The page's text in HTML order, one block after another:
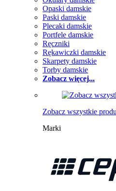
Opaski damskie
Paski damskie
Plecaki damskie
Portfele damskie
Ręczniki
Rękawiczki damskie
Skarpety damskie
Torby damskie
Zobacz więcej...
Zobacz wszystkie
Marki